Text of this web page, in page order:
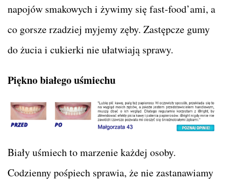
napojów smakowych i żywimy się fast-food’ami, a
co gorsze rzadziej myjemy zęby. Zastępcze gumy
do żucia i cukierki nie ułatwiają sprawy.
Piękno białego uśmiechu
Biały uśmiech to marzenie każdej osoby.
Codzienny pośpiech sprawia, że nie zastanawiamy